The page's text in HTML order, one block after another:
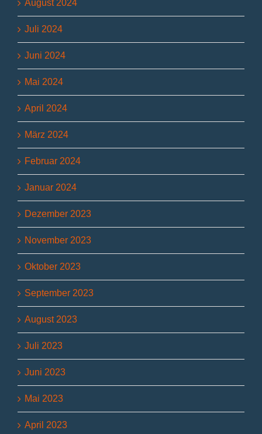
August 2024
Juli 2024
Juni 2024
Mai 2024
April 2024
März 2024
Februar 2024
Januar 2024
Dezember 2023
November 2023
Oktober 2023
September 2023
August 2023
Juli 2023
Juni 2023
Mai 2023
April 2023